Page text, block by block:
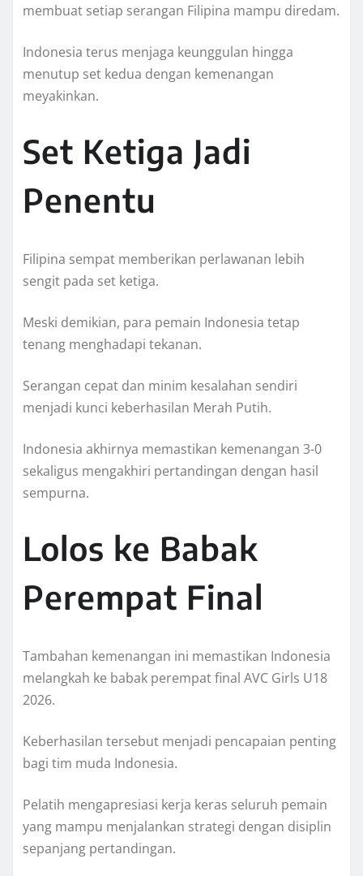
membuat setiap serangan Filipina mampu diredam.
Indonesia terus menjaga keunggulan hingga
menutup set kedua dengan kemenangan
meyakinkan.
Set Ketiga Jadi
Penentu
Filipina sempat memberikan perlawanan lebih
sengit pada set ketiga.
Meski demikian, para pemain Indonesia tetap
tenang menghadapi tekanan.
Serangan cepat dan minim kesalahan sendiri
menjadi kunci keberhasilan Merah Putih.
Indonesia akhirnya memastikan kemenangan 3-0
sekaligus mengakhiri pertandingan dengan hasil
sempurna.
Lolos ke Babak
Perempat Final
Tambahan kemenangan ini memastikan Indonesia
melangkah ke babak perempat final AVC Girls U18
2026.
Keberhasilan tersebut menjadi pencapaian penting
bagi tim muda Indonesia.
Pelatih mengapresiasi kerja keras seluruh pemain
yang mampu menjalankan strategi dengan disiplin
sepanjang pertandingan.